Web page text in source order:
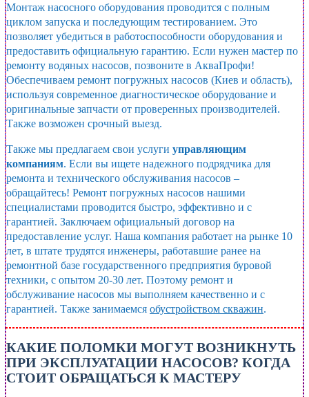
Монтаж насосного оборудования проводится с полным
циклом запуска и последующим тестированием. Это
позволяет убедиться в работоспособности оборудования и
предоставить официальную гарантию. Если нужен мастер по
ремонту водяных насосов, позвоните в АкваПрофи!
Обеспечиваем ремонт погружных насосов (Киев и область),
используя современное диагностическое оборудование и
оригинальные запчасти от проверенных производителей.
Также возможен срочный выезд.
Также мы предлагаем свои услуги управляющим
компаниям. Если вы ищете надежного подрядчика для
ремонта и технического обслуживания насосов –
обращайтесь! Ремонт погружных насосов нашими
специалистами проводится быстро, эффективно и с
гарантией. Заключаем официальный договор на
предоставление услуг. Наша компания работает на рынке 10
лет, в штате трудятся инженеры, работавшие ранее на
ремонтной базе государственного предприятия буровой
техники, с опытом 20-30 лет. Поэтому ремонт и
обслуживание насосов мы выполняем качественно и с
гарантией. Также занимаемся обустройством скважин.
КАКИЕ ПОЛОМКИ МОГУТ ВОЗНИКНУТЬ
ПРИ ЭКСПЛУАТАЦИИ НАСОСОВ? КОГДА
СТОИТ ОБРАЩАТЬСЯ К МАСТЕРУ